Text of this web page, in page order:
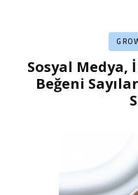
Sosyal Medya,
Beğeni